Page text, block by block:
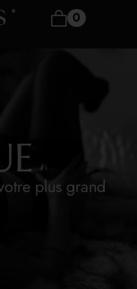
0
plus grand